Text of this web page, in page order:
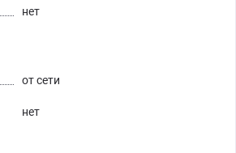
нет
от сети
нет